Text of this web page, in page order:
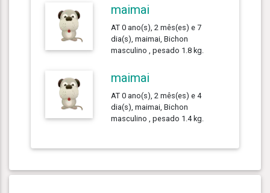
maimai
AT 0 ano(s), 2 mês(es) e 7
dia(s), maimai, Bichon
masculino , pesado 1.8 kg.
maimai
AT 0 ano(s), 2 mês(es) e 4
dia(s), maimai, Bichon
masculino , pesado 1.4 kg.